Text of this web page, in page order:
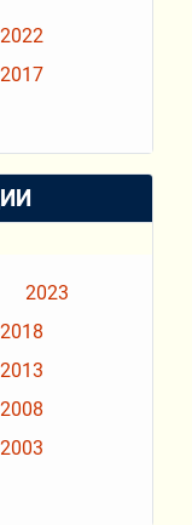
2022
2017
2023
2018
2013
2008
2003